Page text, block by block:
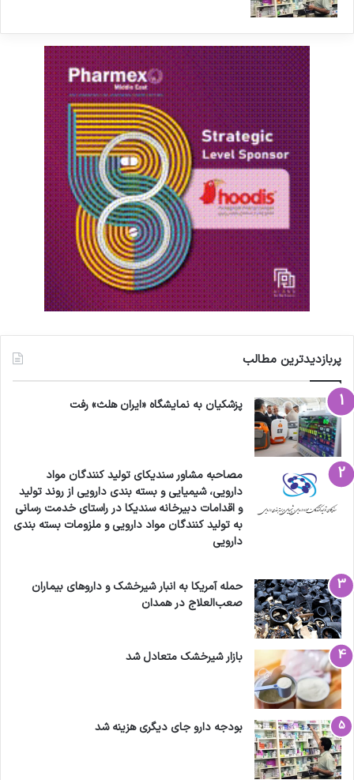
پربازدیدترین مطالب
پزشکیان به نمایشگاه «ایران هلث» رفت
مصاحبه مشاور سندیکای تولید کنندگان مواد
دارویی، شیمیایی و بسته بندی دارویی از روند تولید
و اقدامات دبیرخانه سندیکا در راستای خدمت رسانی
به تولید کنندگان مواد دارویی و ملزومات بسته بندی
دارویی
حمله آمریکا به انبار شیرخشک و داروهای بیماران
صعب‌العلاج در همدان
بازار شیرخشک متعادل شد
بودجه دارو جای دیگری هزینه شد